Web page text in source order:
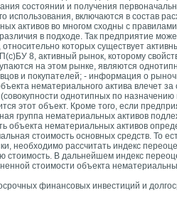
состоянии и получения
использования, включаются в состав
активов во многом сходны с
в подходе. Так предприятие
которых существует
8, активный рынок, которому
на этом рынке, являются
и покупателей; - информация о
нематериального актива влечет
однотипных по
этот объект. Кроме того, если
группа нематериальных активов
объекта нематериальных активов
стоимость основных средств. То
необходимо рассчитать индекс
стоимость. В дальнейшем индекс
стоимости объекта
финансовых инвестиций и